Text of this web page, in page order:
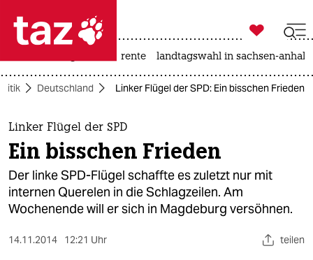
 taz zahl ich
taz zahl ich
themen
politik
öko

taz zahl ich
rente landtagswahl in sachsen-anhalt
Deutschland Linker Flügel der SPD: Ein bisschen Frieden
Linker Flügel der SPD
Ein bisschen Frieden
Der linke SPD-Flügel schaffte es zuletzt nur mit
internen Querelen in die Schlagzeilen. Am
Wochenende will er sich in Magdeburg versöhnen.
14.11.2014 12:21 Uhr teilen